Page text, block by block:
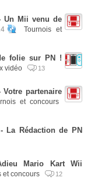
Un Mii venu de
Tournois et
folie sur PN !
vidéo 13
partenaire
et concours
La Rédaction de PN
Mario Kart Wii
et concours 12